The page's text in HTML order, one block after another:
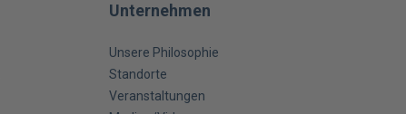
Unternehmen
Unsere Philosophie
Standorte
Veranstaltungen